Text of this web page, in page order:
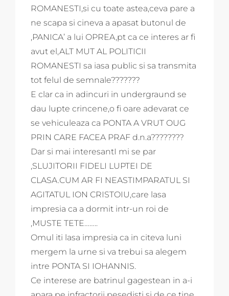
ROMANESTI,si cu toate astea,ceva pare a
ne scapa si cineva a apasat butonul de
,PANICA’ a lui OPREA,pt ca ce interes ar fi
avut el,ALT MUT AL POLITICII
ROMANESTI sa iasa public si sa transmita
tot felul de semnale???????
E clar ca in adincuri in undergraund se
dau lupte crincene,o fi oare adevarat ce
se vehiculeaza ca PONTA A VRUT OUG
PRIN CARE FACEA PRAF d.n.a????????
Dar si mai interesantI mi se par
,SLUJITORII FIDELI LUPTEI DE
CLASA.CUM AR FI NEASTIMPARATUL SI
AGITATUL ION CRISTOIU,care lasa
impresia ca a dormit intr-un roi de
,MUSTE TETE……..
Omul iti lasa impresia ca in citeva luni
mergem la urne si va trebui sa alegem
intre PONTA SI IOHANNIS.
Ce interese are batrinul gagestean in a-i